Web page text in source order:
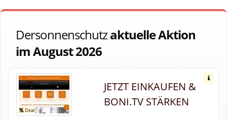
Dersonnenschutzaktuelle Aktion
im August 2026
JETZT EINKAUFEN &
BONI.TV STÄRKEN